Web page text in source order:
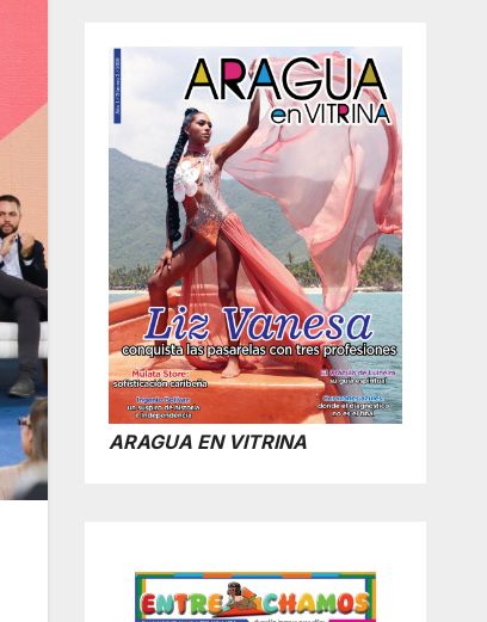
ARAGUA EN VITRINA